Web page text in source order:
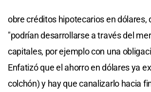
obre créditos hipotecarios en dólares,
"podrían desarrollarse a través del
capitales, por ejemplo con una
Enfatizó que el ahorro en dólares ya
colchón) y hay que canalizarlo hacia